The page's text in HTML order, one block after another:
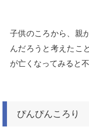
子供のころから、親
んだろうと考えたこ
が亡くなってみると
ぴんぴんころり